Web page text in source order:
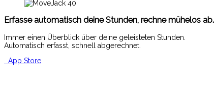
Erfasse automatisch deine Stunden, rechne mühelos ab.
Immer einen Überblick über deine geleisteten Stunden.
Automatisch erfasst, schnell abgerechnet.
App Store